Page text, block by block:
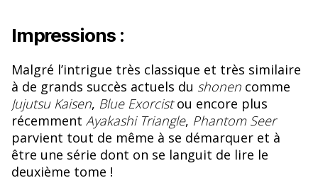
Impressions :
Malgré l’intrigue très classique et très similaire
à de grands succès actuels du shonencomme
Jujutsu Kaisen, Blue Exorcistou encore plus
récemment Ayakashi Triangle, Phantom Seer
parvient tout de même à se démarquer et à
être une série dont on se languit de lire le
deuxième tome !